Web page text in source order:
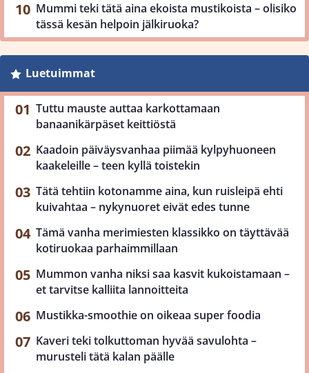
Mummi teki tätä aina ekoista mustikoista – olisiko
tässä kesän helpoin jälkiruoka?
Luetuimmat
Tuttu mauste auttaa karkottamaan
banaanikärpäset keittiöstä
Kaadoin päiväysvanhaa piimää kylpyhuoneen
kaakeleille – teen kyllä toistekin
Tätä tehtiin kotonamme aina, kun ruisleipä ehti
kuivahtaa – nykynuoret eivät edes tunne
Tämä vanha merimiesten klassikko on täyttävää
kotiruokaa parhaimmillaan
Mummon vanha niksi saa kasvit kukoistamaan –
et tarvitse kalliita lannoitteita
Mustikka-smoothie on oikeaa super foodia
Kaveri teki tolkuttoman hyvää savulohta –
murusteli tätä kalan päälle